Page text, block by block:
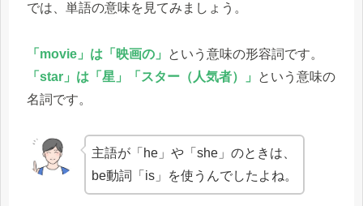
では、単語の意味を見てみましょう。
「movie」は「映画の」
という意味の形容詞です。
「star」は「星」「スター（人気者）」
という意味の
名詞です。
主語が「he」や「she」のときは、
be動詞「is」を使うんでしたよね。